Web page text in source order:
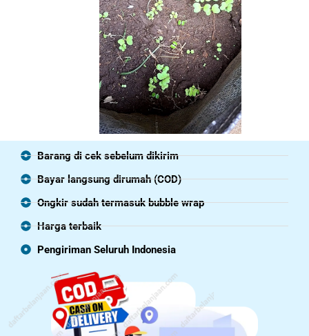
Barang di cek sebelum dikirim
Bayar langsung dirumah (COD)
Ongkir sudah termasuk bubble wrap
Harga terbaik
Pengiriman Seluruh Indonesia